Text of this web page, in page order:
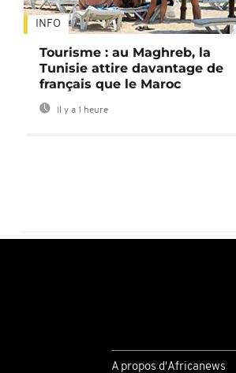
INFO
Tourisme : au Maghreb, la
Tunisie attire davantage de
français que le Maroc
Il y a 1 heure
A propos d'Africanews